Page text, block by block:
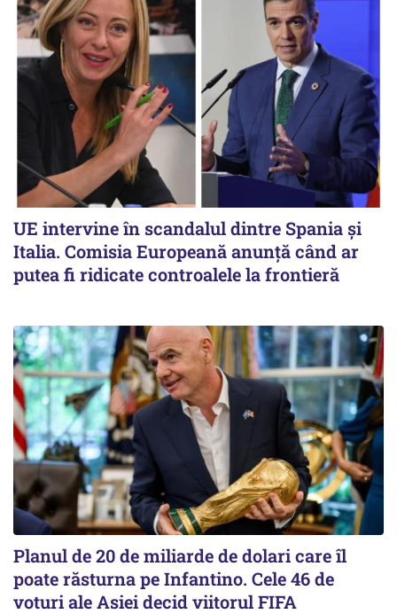
UE intervine în scandalul dintre Spania și
Italia. Comisia Europeană anunță când ar
putea fi ridicate controalele la frontieră
Planul de 20 de miliarde de dolari care îl
poate răsturna pe Infantino. Cele 46 de
voturi ale Asiei decid viitorul FIFA